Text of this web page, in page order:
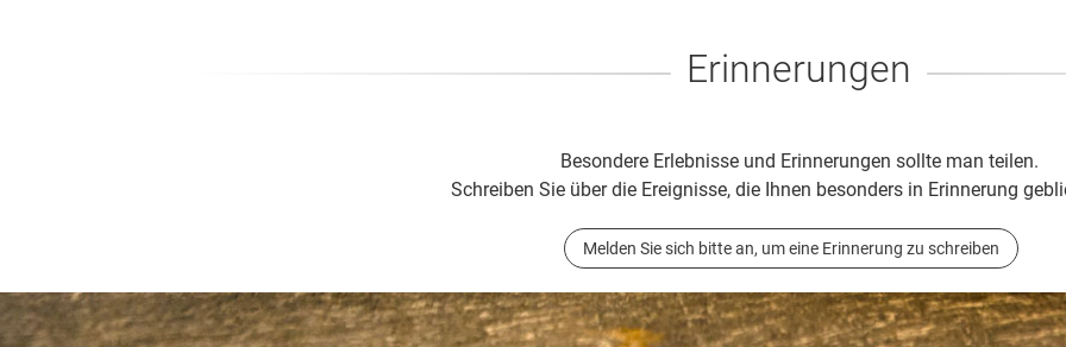
Erinnerungen
Besondere Erlebnisse und Erinnerungen sollte man teilen.
Schreiben Sie über die Ereignisse, die Ihnen besonders in Erinnerung
Melden Sie sich bitte an, um eine Erinnerung zu schreiben